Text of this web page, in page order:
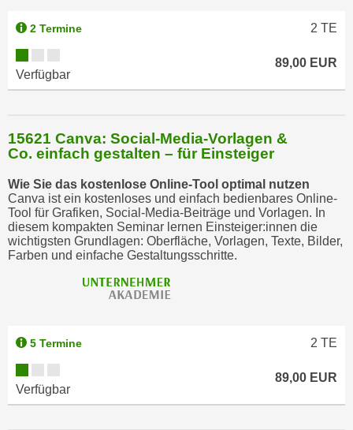
2 Termine 2 TE
Verfügbar
89,00 EUR
15621 Canva: Social-Media-Vorlagen &
Co. einfach gestalten – für Einsteiger
Wie Sie das kostenlose Online-Tool optimal nutzen
Canva ist ein kostenloses und einfach bedienbares Online-
Tool für Grafiken, Social-Media-Beiträge und Vorlagen. In
diesem kompakten Seminar lernen Einsteiger:innen die
wichtigsten Grundlagen: Oberfläche, Vorlagen, Texte, Bilder,
Farben und einfache Gestaltungsschritte.
5 Termine 2 TE
Verfügbar
89,00 EUR